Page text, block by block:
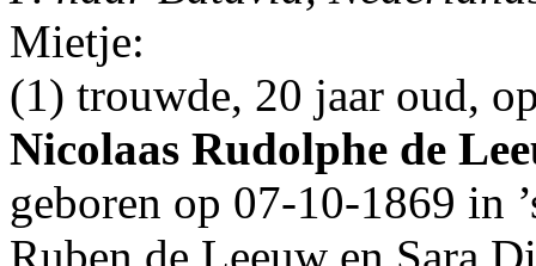
Mietje:
(1) trouwde, 20 jaar oud,
Nicolaas Rudolphe de
geboren op 07-10-1869 in